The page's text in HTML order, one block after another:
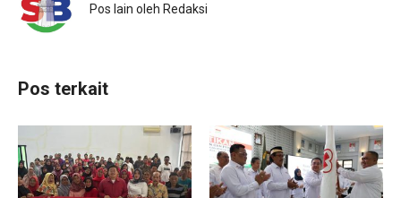
Pos lain oleh Redaksi
Pos terkait